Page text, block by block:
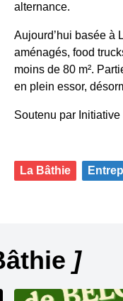
alternance.
Aujourd’hui basée à
aménagés, food
moins de 80 m².
en plein essor,
Soutenu par
La Bâthie
]